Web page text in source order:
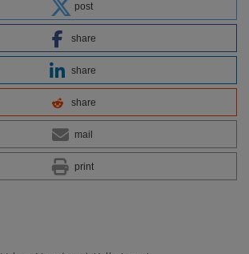
post
share
share
share
mail
print